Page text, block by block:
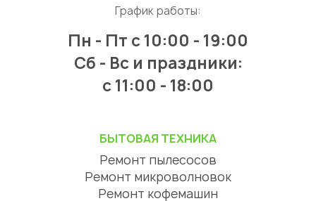
График работы:
Пн - Пт с 10:00 - 19:00
Сб - Вс и праздники:
c 11:00 - 18:00
БЫТОВАЯ ТЕХНИКА
Ремонт пылесосов
Ремонт микроволновок
Ремонт кофемашин